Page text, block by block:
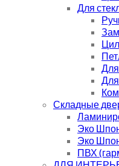
Для
Складные
Эко
Эко
ПВХ